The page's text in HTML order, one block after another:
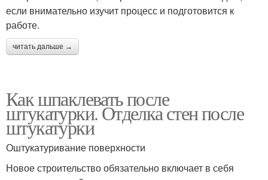
если внимательно изучит процесс и подготовится к
работе.
читать дальше →
Как шпаклевать после
штукатурки. Отделка стен после
штукатурки
Оштукатуривание поверхности
Новое строительство обязательно включает в себя